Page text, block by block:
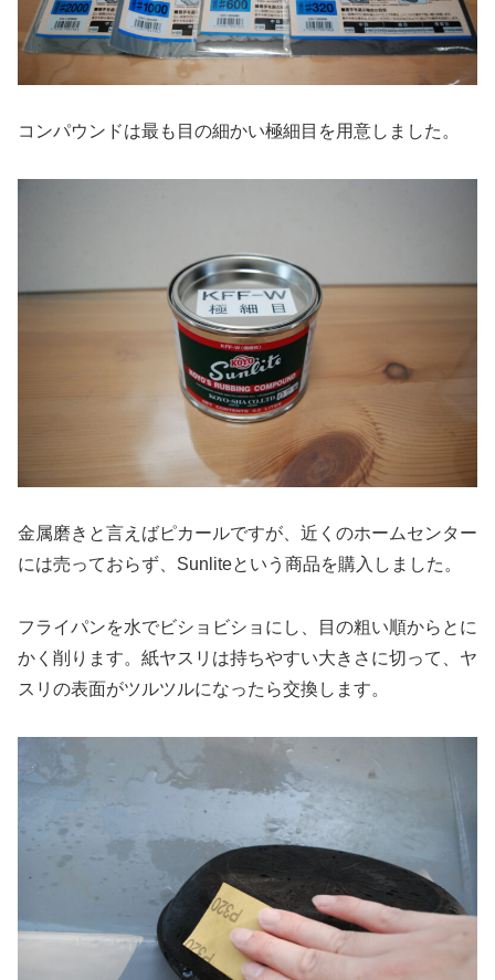
コンパウンドは最も目の細かい極細目を用意しました。
金属磨きと言えばピカールですが、近くのホームセンター
には売っておらず、Sunliteという商品を購入しました。
フライパンを水でビショビショにし、目の粗い順からとに
かく削ります。紙ヤスリは持ちやすい大きさに切って、ヤ
スリの表面がツルツルになったら交換します。